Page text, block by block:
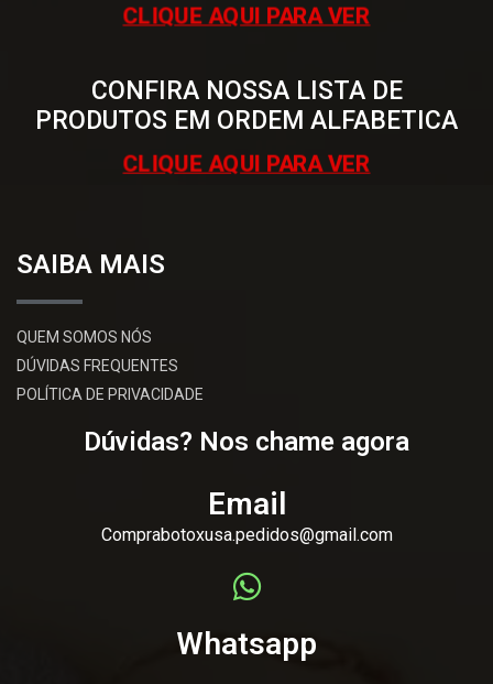
CLIQUE AQUI PARA VER
CONFIRA NOSSA LISTA DE
PRODUTOS EM ORDEM ALFABETICA
CLIQUE AQUI PARA VER
SAIBA MAIS
QUEM SOMOS NÓS
DÚVIDAS FREQUENTES
POLÍTICA DE PRIVACIDADE
Dúvidas? Nos chame agora
Email
Comprabotoxusa.pedidos@gmail.com
Whatsapp